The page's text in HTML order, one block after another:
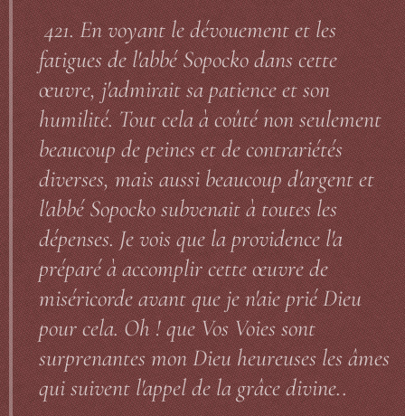
421. En voyant le dévouement et les
fatigues de l'abbé Sopocko dans cette
œuvre, j'admirait sa patience et son
humilité. Tout cela à coûté non seulement
beaucoup de peines et de contrariétés
diverses, mais aussi beaucoup d'argent et
l'abbé Sopocko subvenait à toutes les
dépenses. Je vois que la providence l'a
préparé à accomplir cette œuvre de
miséricorde avant que je n'aie prié Dieu
pour cela. Oh ! que Vos Voies sont
surprenantes mon Dieu heureuses les âmes
qui suivent l'appel de la grâce divine..